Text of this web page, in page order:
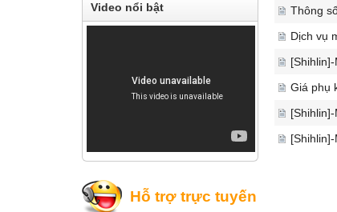
Video nổi bật Thông
Dịch vụ
Giá phụ
Hỗ trợ trực tuyến